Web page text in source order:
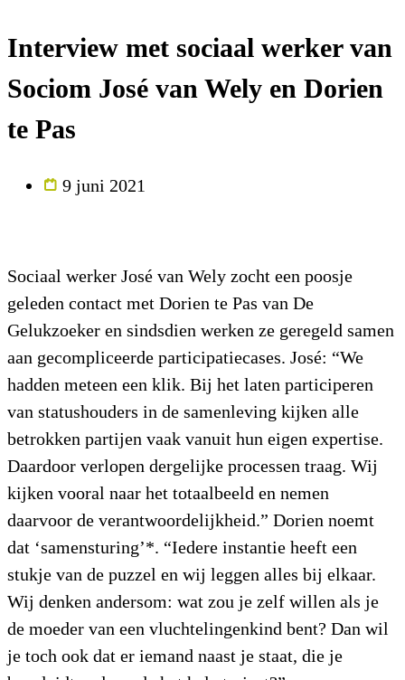
Interview met sociaal werker van
Sociom José van Wely en Dorien
te Pas
9 juni 2021
Sociaal werker José van Wely zocht een poosje
geleden contact met Dorien te Pas van De
Gelukzoeker en sindsdien werken ze geregeld samen
aan gecompliceerde participatiecases. José: “We
hadden meteen een klik. Bij het laten participeren
van statushouders in de samenleving kijken alle
betrokken partijen vaak vanuit hun eigen expertise.
Daardoor verlopen dergelijke processen traag. Wij
kijken vooral naar het totaalbeeld en nemen
daarvoor de verantwoordelijkheid.” Dorien noemt
dat ‘samensturing’*. “Iedere instantie heeft een
stukje van de puzzel en wij leggen alles bij elkaar.
Wij denken andersom: wat zou je zelf willen als je
de moeder van een vluchtelingenkind bent? Dan wil
je toch ook dat er iemand naast je staat, die je